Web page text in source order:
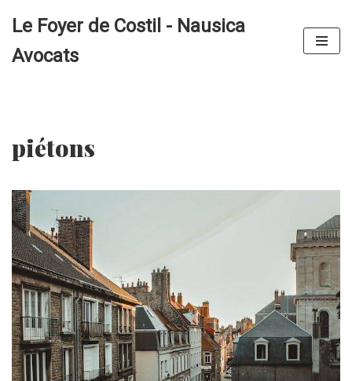
au
Le Foyer de Costil - Nausica
Avocats
piétons